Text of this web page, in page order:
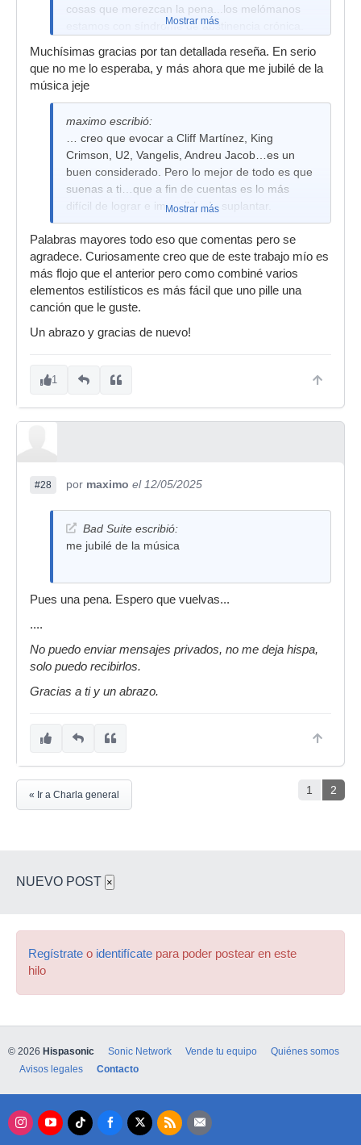
cosas que merezcan la pena...los melómanos
estamos con síndrome de abstinencia crónica.
Mostrar más
Muchísimas gracias por tan detallada reseña. En serio
que no me lo esperaba, y más ahora que me jubilé de la
música jeje
maximo escribió:
… creo que evocar a Cliff Martínez, King
Crimson, U2, Vangelis, Andreu Jacob…es un
buen considerado. Pero lo mejor de todo es que
suenas a ti…que a fin de cuentas es lo más
difícil de lograr e imposible de suplantar.
Mostrar más
Palabras mayores todo eso que comentas pero se
agradece. Curiosamente creo que de este trabajo mío es
más flojo que el anterior pero como combiné varios
elementos estilísticos es más fácil que uno pille una
canción que le guste.
Un abrazo y gracias de nuevo!
1
#28 por maximo el 12/05/2025
Bad Suite escribió:
me jubilé de la música
Pues una pena. Espero que vuelvas...
....
No puedo enviar mensajes privados, no me deja hispa,
solo puedo recibirlos.
Gracias a ti y un abrazo.
1 2
« Ir a Charla general
NUEVO POST ×
Regístrate o identifícate para poder postear en este
hilo
© 2026 Hispasonic Sonic Network Vende tu equipo
Quiénes somos
Avisos legales
Contacto